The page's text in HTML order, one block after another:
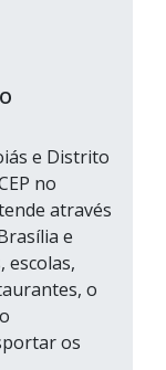
e Distrito
no
através
e
escolas,
o
os